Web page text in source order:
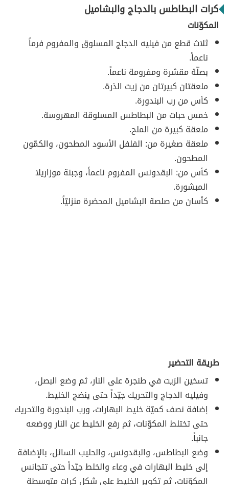
كرات البطاطس بالدجاج والبشاميل
المكوّنات
ثلاث قطع من فيليه الدجاج المسلوق والمفروم فرماً
ناعماً.
بصلّة مقشرة ومفرومة ناعماً.
ملعقتان كبيرتان من زيت الذرة.
كأس من رب البندورة.
خمس حبات من البطاطس المسلوقة المهروسة.
ملعقة كبيرة من الملح.
ملعقة صغيرة من: الفلفل الأسود المطحون، والكمّون
المطحون.
كأس من: البقدونس المفروم ناعماً، وجبنة موزاريلا
المبشورة.
كأسان من صلصة البشاميل المحضرة منزليّاً.
طريقة التحضير
تسخين الزيت في طنجرة على النار، ثم وضع البصل،
وفيليه الدجاج والتحريك جيّداً حتى ينضج الخليط.
إضافة نصف كميّة خليط البهارات، ورب البندورة والتحريك
حتى تختلط المكوّنات، ثم رفع الخليط عن النار ووضعه
جانباً.
وضع البطاطس، والبقدونس، والحليب السائل، بالإضافة
إلى خليط البهارات في وعاء والخلط جيّداً حتى تتجانس
المكوّنات، ثم تكوير الخليط على شكل كرات متوسطة